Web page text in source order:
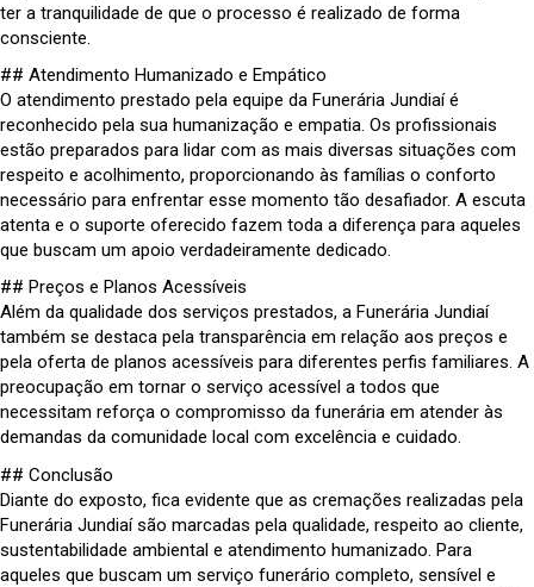
ter a tranquilidade de que o processo é realizado de forma
consciente.
## Atendimento Humanizado e Empático
O atendimento prestado pela equipe da Funerária Jundiaí é
reconhecido pela sua humanização e empatia. Os profissionais
estão preparados para lidar com as mais diversas situações com
respeito e acolhimento, proporcionando às famílias o conforto
necessário para enfrentar esse momento tão desafiador. A escuta
atenta e o suporte oferecido fazem toda a diferença para aqueles
que buscam um apoio verdadeiramente dedicado.
## Preços e Planos Acessíveis
Além da qualidade dos serviços prestados, a Funerária Jundiaí
também se destaca pela transparência em relação aos preços e
pela oferta de planos acessíveis para diferentes perfis familiares. A
preocupação em tornar o serviço acessível a todos que
necessitam reforça o compromisso da funerária em atender às
demandas da comunidade local com excelência e cuidado.
## Conclusão
Diante do exposto, fica evidente que as cremações realizadas pela
Funerária Jundiaí são marcadas pela qualidade, respeito ao cliente,
sustentabilidade ambiental e atendimento humanizado. Para
aqueles que buscam um serviço funerário completo, sensível e